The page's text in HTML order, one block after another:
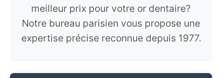
meilleur prix pour votre or dentaire?
Notre bureau parisien vous propose une
expertise précise reconnue depuis 1977.